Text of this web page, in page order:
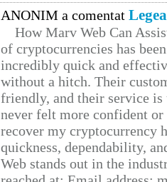
ANONIM a comentat
How Marv Web Can
of cryptocurrencies has
incredibly quick and
without a hitch. Their
friendly, and their service
never felt more confident
recover my cryptocurrency
quickness, dependability,
Web stands out in the